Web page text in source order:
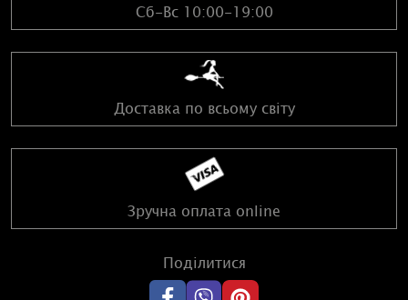
Сб-Вс 10:00-19:00
Доставка по всьому світу
Зручна оплата online
Поділитися